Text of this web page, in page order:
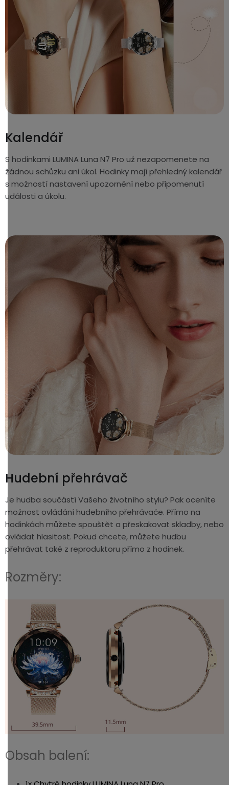
Kalendář
S hodinkami LUMINA Luna N7 Pro už nezapomenete na
žádnou schůzku ani úkol. Hodinky mají přehledný kalendář
s možností nastavení upozornění nebo připomenutí
události a úkolu.
Hudební přehrávač
Je hudba součástí Vašeho životního stylu? Pak oceníte
možnost ovládání hudebního přehrávače. Přímo na
hodinkách můžete spouštět a přeskakovat skladby, nebo
ovládat hlasitost. Pokud chcete, můžete hudbu
přehrávat také z reproduktoru přímo z hodinek.
Rozměry:
Obsah balení: